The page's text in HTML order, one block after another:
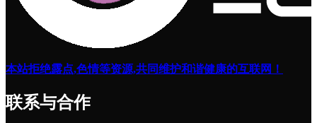
本站拒绝露点,色情等资源,共同维护和谐健康的互联网！
联系与合作